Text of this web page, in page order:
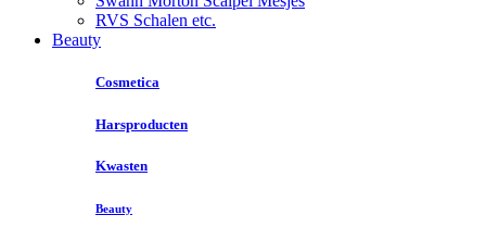
RVS Schalen etc.
Beauty
Cosmetica
Harsproducten
Kwasten
Beauty